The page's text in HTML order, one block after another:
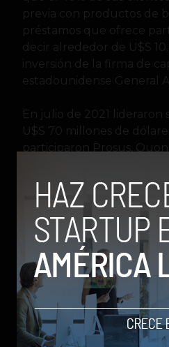
previa con productos de
préstamos que ofrece
decir alrededor de U$S
inversión de la firma de
estadounidense General
En julio de 2021 lideraron
U$S 70 millones de
participaron Prosus,
valorización de U$S 500
Juan Pablo